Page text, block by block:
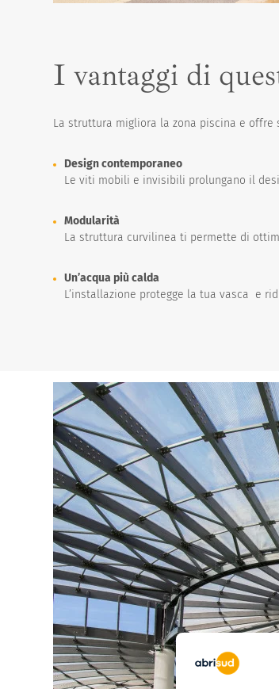
I vantaggi di
La struttura migliora la zona piscina e offre
Design contemporaneo
Le viti mobili e invisibili prolungano il
Modularità
La struttura curvilinea ti permette di
Un’acqua più calda
L’installazione protegge la tua vasca e